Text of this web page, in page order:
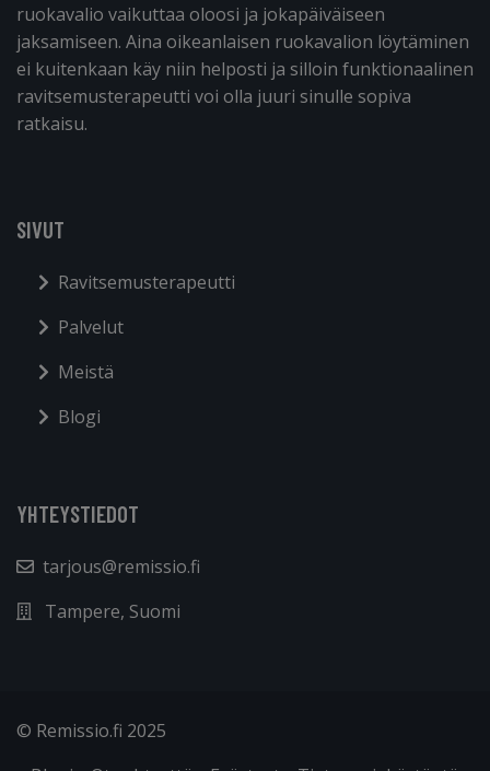
ruokavalio vaikuttaa oloosi ja jokapäiväiseen
jaksamiseen. Aina oikeanlaisen ruokavalion löytäminen
ei kuitenkaan käy niin helposti ja silloin funktionaalinen
ravitsemusterapeutti voi olla juuri sinulle sopiva
ratkaisu.
SIVUT
Ravitsemusterapeutti
Palvelut
Meistä
Blogi
YHTEYSTIEDOT
tarjous@remissio.fi
Tampere, Suomi
© Remissio.fi 2025